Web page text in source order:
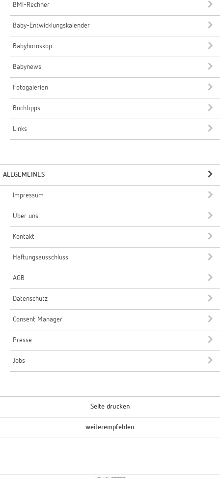
BMI-Rechner
Baby-Entwicklungskalender
Babyhoroskop
Babynews
Fotogalerien
Buchtipps
Links
ALLGEMEINES
Impressum
Über uns
Kontakt
Haftungsausschluss
AGB
Datenschutz
Consent Manager
Presse
Jobs
Seite drucken
weiterempfehlen